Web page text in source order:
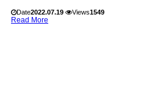
Date2022.07.19 Views1549
Read More